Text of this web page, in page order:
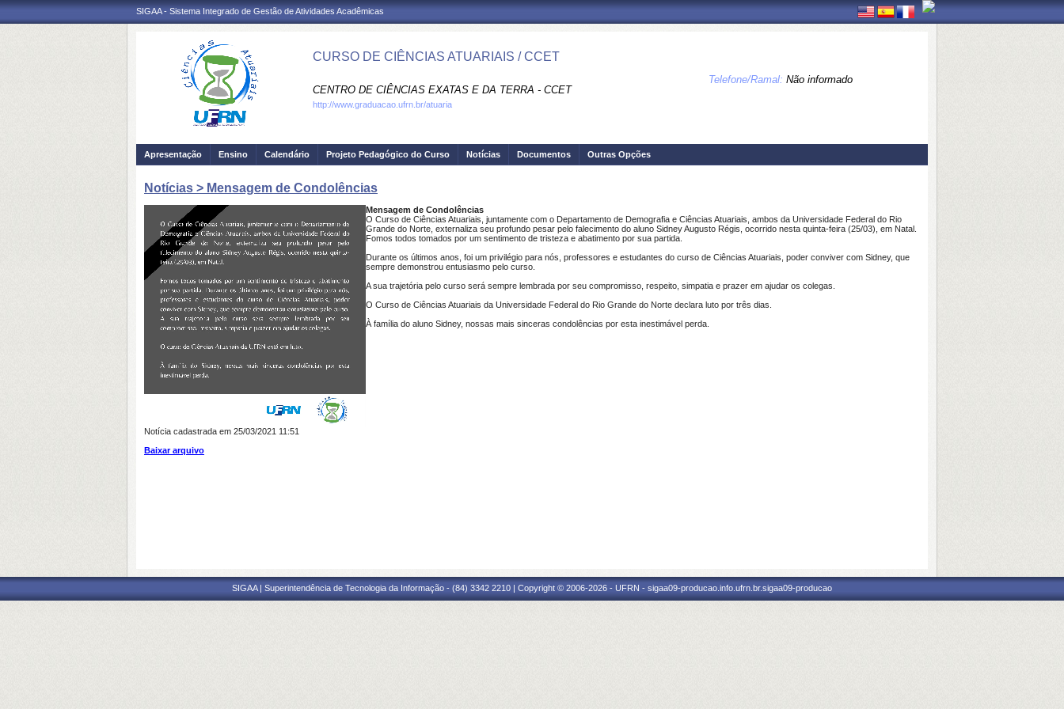
SIGAA - Sistema Integrado de Gestão de Atividades Acadêmicas
CURSO DE CIÊNCIAS ATUARIAIS / CCET
CENTRO DE CIÊNCIAS EXATAS E DA TERRA - CCET
Telefone/Ramal: Não informado
http://www.graduacao.ufrn.br/atuaria
Apresentação Ensino Calendário Projeto Pedagógico do Curso Notícias Documentos Outras Opções
Notícias > Mensagem de Condolências
Mensagem de Condolências
O Curso de Ciências Atuariais, juntamente com o Departamento de Demografia e Ciências Atuariais, ambos da Universidade Federal do Rio
Grande do Norte, externaliza seu profundo pesar pelo falecimento do aluno Sidney Augusto Régis, ocorrido nesta quinta-feira (25/03), em Natal.
Fomos todos tomados por um sentimento de tristeza e abatimento por sua partida.
Durante os últimos anos, foi um privilégio para nós, professores e estudantes do curso de Ciências Atuariais, poder conviver com Sidney, que
sempre demonstrou entusiasmo pelo curso.
A sua trajetória pelo curso será sempre lembrada por seu compromisso, respeito, simpatia e prazer em ajudar os colegas.
O Curso de Ciências Atuariais da Universidade Federal do Rio Grande do Norte declara luto por três dias.
À família do aluno Sidney, nossas mais sinceras condolências por esta inestimável perda.
Notícia cadastrada em 25/03/2021 11:51
Baixar arquivo
SIGAA | Superintendência de Tecnologia da Informação - (84) 3342 2210 | Copyright © 2006-2026 - UFRN - sigaa09-producao.info.ufrn.br.sigaa09-producao